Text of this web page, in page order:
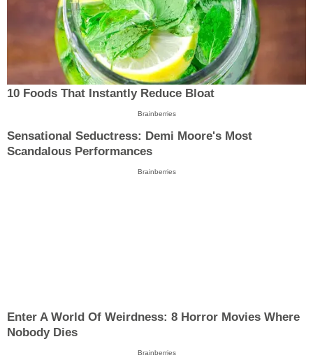
10 Foods That Instantly Reduce Bloat
Brainberries
Sensational Seductress: Demi Moore's Most
Scandalous Performances
Brainberries
Enter A World Of Weirdness: 8 Horror Movies Where
Nobody Dies
Brainberries